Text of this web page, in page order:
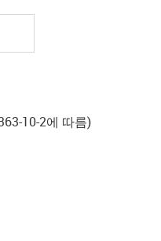
10-2에 따름)